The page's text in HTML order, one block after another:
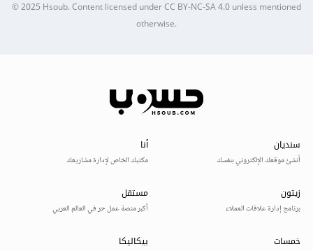
© 2025Hsoub.Content licensed underCC BY-NC-SA 4.0unless mentioned
otherwise.